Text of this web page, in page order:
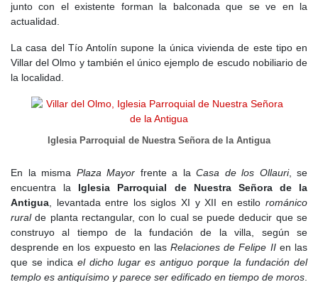
A principios del
que perduraría hasta el final de los señoríos.
En elsiglo XVIII
importantes consecuencias paraVillar del Olmo. Durante el
Juan de Goyeneche
la Cebolla y Villar del Olmoel complejo industrial de
. En 1782, según las Relaciones de Lorenzana
vicaría de Alcalá de Henares
.
Elsiglo XIX, estuvo marcado por la Guerra de la Independencia,
la abolición de los señoríos en 1837 y la nueva división territorial
de España en 1833, cuando
Villar del Olmo pasó a formar parte
de la provincia de Madrid.
En los comienzos delsiglo XX, la agricultura era la principal
junto con el existente forman la balconada que se ve en la
actualidad.
La casa del Tío Antolín supone la única vivienda de este tipo en
Villar del Olmo y también el único ejemplo de escudo nobiliario de
la localidad.
Iglesia Parroquial de Nuestra Señora de la Antigua
En la misma Plaza Mayor frente a la Casa de los Ollauri, se
encuentra la Iglesia Parroquial de Nuestra Señora de la
Antigua, levantada entre los siglos XI y XII en estilo románico
ruralde planta rectangular, con lo cual se puede deducir que se
construyo al tiempo de la fundación de la villa, según se
desprende en los expuesto en lasRelaciones de Felipe IIen las
que se indica el dicho lugar es antiguo porque la fundación del
templo es antiquísimo y parece ser edificado en tiempo de moros.